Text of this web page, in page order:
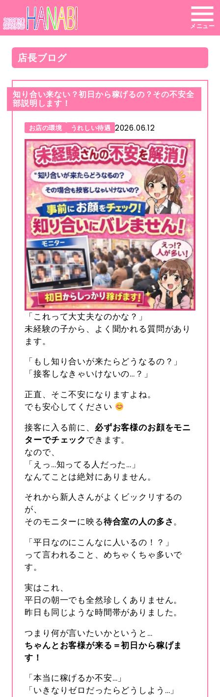
メニュー
店長ブログ
知り合い来ない？初日から稼げるの？その不安全
部説明します！
お店の環境 うれしい待遇 2026.06.12
「これって大丈夫なのかな？」
未経験の子から、よく聞かれる質問があり
ます。
「もし知り合いが来たらどうなるの？」
「接客しなきゃいけないの…？」
正直、そこ不安になりますよね。
でも安心してください
接客に入る前に、 必ずお客様のお顔をモニ
ターでチェックできます。
なので、
「えっ…知ってる人だった…」
なんてことは絶対にありません。
それから新人さんがよくビックリするの
が、
そのモニターに映る待合室の人の多さ。
「平日なのにこんなに人いるの！？」
って言われること、めちゃくちゃ多いで
す。
実はこれ、
平日の朝一でも全然珍しくありません。
昨日も同じような時間帯がありました。
つまり何が言いたいかというと…
ちゃんとお客様が来る＝初日から稼げま
す！
「本当に稼げるか不安…」
「いきなりゼロだったらどうしよう…」